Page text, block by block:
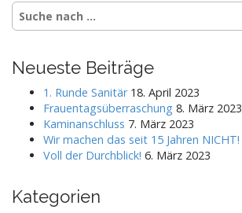
S
e
c
Neueste Beiträge
1. Runde Sanitär 18. April 2023
Frauentagsüberraschung 8. März 2023
Kaminanschluss 7. März 2023
Wir machen das seit 15 Jahren NICHT!
Voll der Durchblick! 6. März 2023
Kategorien